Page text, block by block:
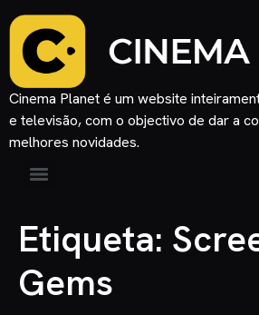
Cinema Planet é um website
e televisão, com o objectivo de dar a
melhores novidades.
Etiqueta:
Gems